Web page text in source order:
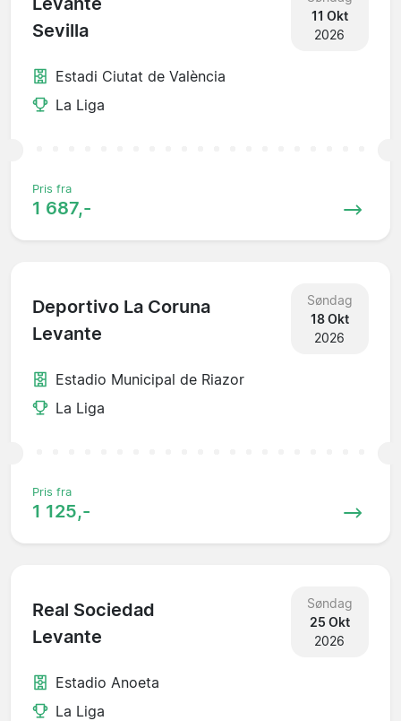
Sevilla
11 Okt
2026
Estadi Ciutat de València
La Liga
Pris fra
1 687,-
Deportivo La Coruna
Levante
Søndag
18 Okt
2026
Estadio Municipal de Riazor
La Liga
Pris fra
1 125,-
Real Sociedad
Levante
Søndag
25 Okt
2026
Estadio Anoeta
La Liga